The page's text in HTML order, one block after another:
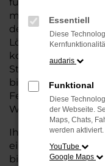
modernen
dem stilvollen
Lösung für jeden,
komfortables
Stadtverkehr oder
bietet Ihnen
Features und eine
Wirtschaftlichkeit.
Ihr Porsche
einer breiten
bietet Ihnen
Essentiell
Diese
audaris
Funktional
Diese
der Webseite.
Maps, Chats,
werden aktiviert.
YouTube
Google Maps